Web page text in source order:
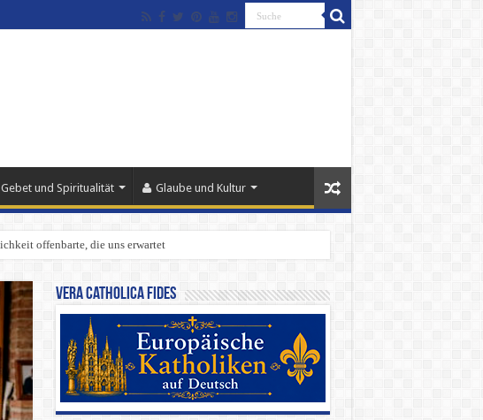
Gebet und Spiritualität Glaube und Kultur
offenbarte, die uns erwartet
Vera Catholica Fides